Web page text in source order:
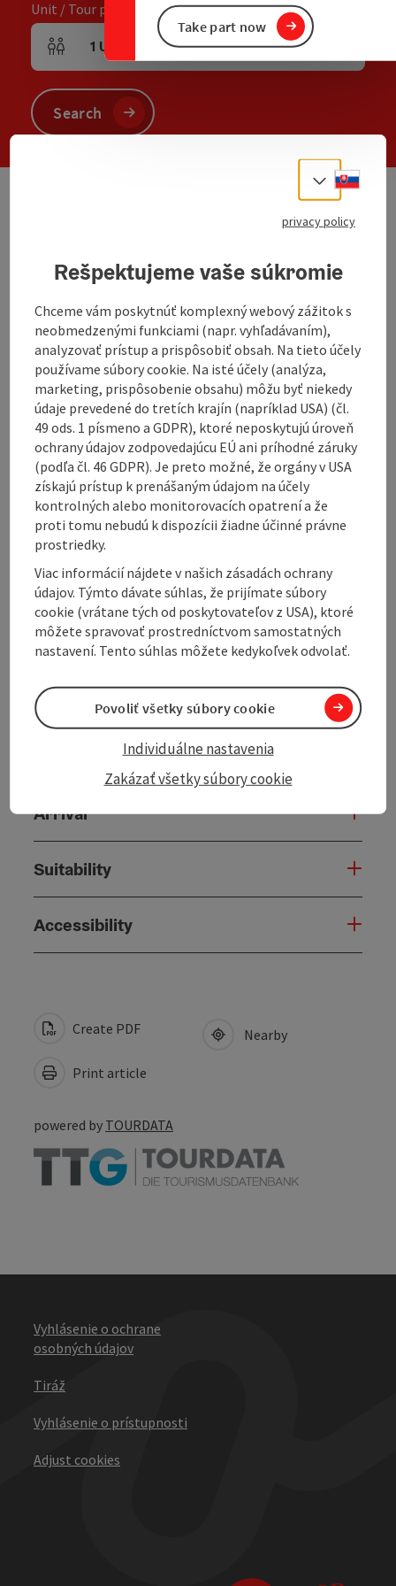
Take part now
Inn in 4th generation of family ownership.
Inn with 4 double rooms and home-style cooking.
Speciality: Holzknechtnocka and ribs
3 guest rooms with 60 / 20 / 20 seats
Contact
General information
Prices
Arrival
Suitability
Accessibility
Unit / Tour participants
Number of units and person fields
1 Unit Adults,0Children
Search
We have not found any search results. Please
To the website
Create PDF
Print article
Nearby
powered by TOURDATA
Vyhlásenie o ochrane
osobných údajov
Tiráž
Vyhlásenie o prístupnosti
Adjust cookies
Select
privacy policy
Rešpektujeme vaše súkromie
Chceme vám poskytnúť komplexný webový zážitok s
neobmedzenými funkciami (napr. vyhľadávaním),
analyzovať prístup a prispôsobiť obsah. Na tieto účely
používame súbory cookie. Na isté účely (analýza,
marketing, prispôsobenie obsahu) môžu byť niekedy
údaje prevedené do tretích krajín (napríklad USA) (čl.
49 ods. 1 písmeno a GDPR), ktoré neposkytujú úroveň
ochrany údajov zodpovedajúcu EÚ ani príhodné záruky
(podľa čl. 46 GDPR). Je preto možné, že orgány v USA
získajú prístup k prenášaným údajom na účely
kontrolných alebo monitorovacích opatrení a že
proti tomu nebudú k dispozícii žiadne účinné právne
prostriedky.
Viac informácií nájdete v našich zásadách ochrany
údajov. Týmto dávate súhlas, že prijímate súbory
cookie (vrátane tých od poskytovateľov z USA), ktoré
môžete spravovať prostredníctvom samostatných
nastavení. Tento súhlas môžete kedykoľvek odvolať.
Zakázať všetky súbory cookie
Individuálne nastavenia
Povoliť všetky súbory cookie